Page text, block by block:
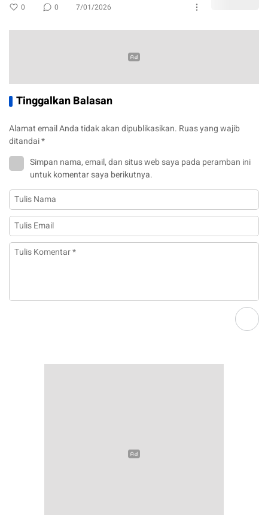
0 0 7/01/2026
Tinggalkan Balasan
Alamat email Anda tidak akan dipublikasikan. Ruas yang wajib
ditandai*
Simpan nama, email, dan situs web saya pada peramban ini
untuk komentar saya berikutnya.